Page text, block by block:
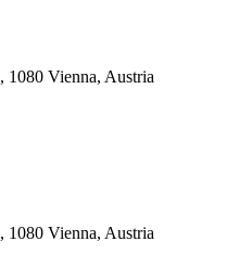
1080 Vienna, Austria
1080 Vienna, Austria